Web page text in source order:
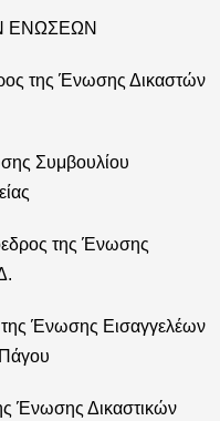
ΕΝΩΣΕΩΝ
της Ένωσης Δικαστών
Συμβουλίου
της Ένωσης
Ένωσης Εισαγγελέων
Ένωσης Δικαστικών